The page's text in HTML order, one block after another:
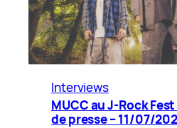
Interviews
MUCC au J-Rock
de presse – 11/07/